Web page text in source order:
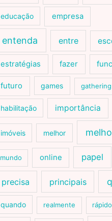
educação empresa
entenda entre
estratégias fazer
futuro games gathering
habilitação importância
imóveis melhor
mundo online papel
precisa principais
quando realmente rápido